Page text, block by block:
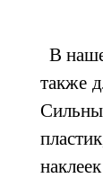
В
также